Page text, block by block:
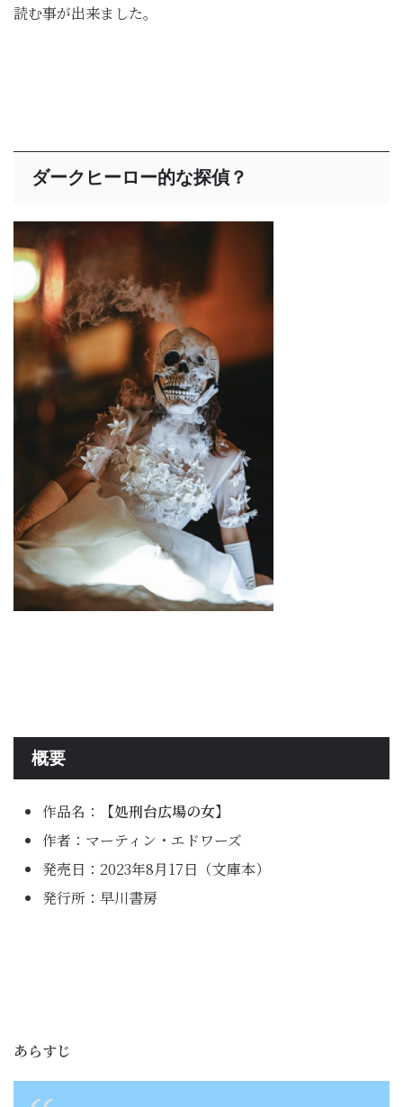
読む事が出来ました。
ダークヒーロー的な探偵？
概要
作品名：
【処刑台広場の女】
作者：マーティン・エドワーズ
発売日：2023年8月17日（文庫本）
発行所：早川書房
あらすじ